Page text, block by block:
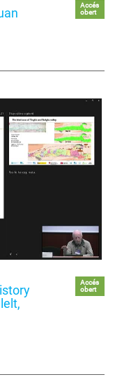
Accés
obert
Accés
obert